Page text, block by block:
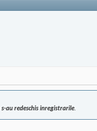
s-au redeschis inregistrarile.